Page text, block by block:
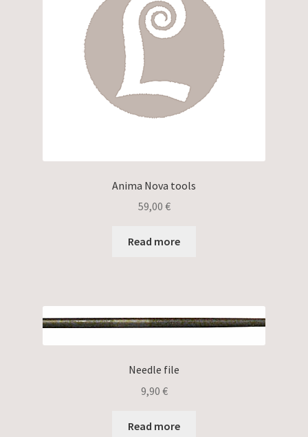
Anima Nova tools
59,00 €
Read more
Needle file
9,90 €
Read more